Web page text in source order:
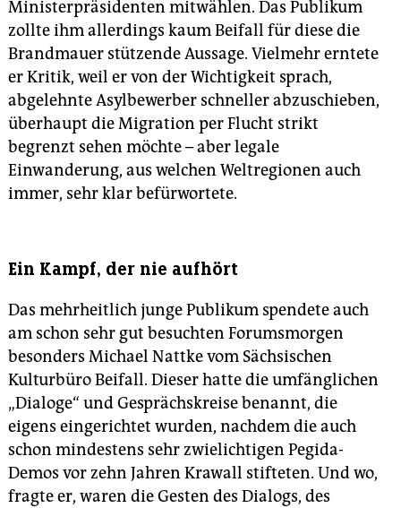
Ministerpräsidenten mitwählen. Das Publikum
zollte ihm allerdings kaum Beifall für diese die
Brandmauer stützende Aussage. Vielmehr erntete
er Kritik, weil er von der Wichtigkeit sprach,
abgelehnte Asylbewerber schneller abzuschieben,
überhaupt die Migration per Flucht strikt
begrenzt sehen möchte – aber legale
Einwanderung, aus welchen Weltregionen auch
immer, sehr klar befürwortete.
Ein Kampf, der nie aufhört
Das mehrheitlich junge Pu­bli­kum spendete auch
am schon sehr gut besuchten Forumsmorgen
besonders Michael Nattke vom Sächsischen
Kulturbüro Beifall. Dieser hatte die umfänglichen
„Dialoge“ und Gesprächskreise benannt, die
eigens eingerichtet wurden, nachdem die auch
schon mindestens sehr zwielichtigen Pegida-
Demos vor zehn Jahren Krawall stifteten. Und wo,
fragte er, waren die Gesten des Dialogs, des